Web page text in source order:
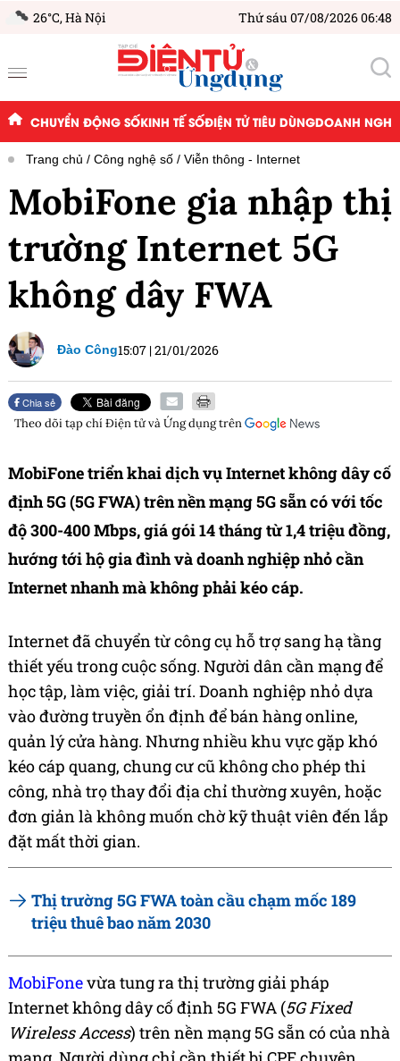
26°C,Hà Nội Thứ sáu 07/08/2026 06:48
CHUYỂN ĐỘNG SỐKINH TẾ SỐĐIỆN TỬ TIÊU DÙNGDOANH
Trang chủ Công nghệ số Viễn thông - Internet
MobiFone gia nhập thị
trường Internet 5G
không dây FWA
Đào Công15:07 |21/01/2026
Chia sẻ
Theo dõi tạp chíĐiện tử và Ứng dụngtrên
MobiFone triển khai dịch vụ Internet không dây cố
định 5G (5G FWA) trên nền mạng 5G sẵn có với tốc
độ 300-400 Mbps, giá gói 14 tháng từ 1,4 triệu đồng,
hướng tới hộ gia đình và doanh nghiệp nhỏ cần
Internet nhanh mà không phải kéo cáp.
Internet đã chuyển từ công cụ hỗ trợ sang hạ tầng
thiết yếu trong cuộc sống. Người dân cần mạng để
học tập, làm việc, giải trí. Doanh nghiệp nhỏ dựa
vào đường truyền ổn định để bán hàng online,
quản lý cửa hàng. Nhưng nhiều khu vực gặp khó
kéo cáp quang, chung cư cũ không cho phép thi
công, nhà trọ thay đổi địa chỉ thường xuyên, hoặc
đơn giản là không muốn chờ kỹ thuật viên đến lắp
đặt mất thời gian.
Thị trường 5G FWA toàn cầu chạm mốc 189
triệu thuê bao năm 2030
MobiFonevừa tung ra thị trường giải pháp
Internet không dây cố định 5G FWA (5G Fixed
Wireless Access) trên nền mạng 5G sẵn có của nhà